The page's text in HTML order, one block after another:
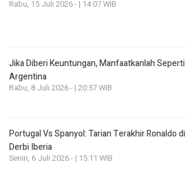
Rabu, 15 Juli 2026 - | 14:07 WIB
Jika Diberi Keuntungan, Manfaatkanlah Seperti
Argentina
Rabu, 8 Juli 2026 - | 20:57 WIB
Portugal Vs Spanyol: Tarian Terakhir Ronaldo di
Derbi Iberia
Senin, 6 Juli 2026 - | 15:11 WIB